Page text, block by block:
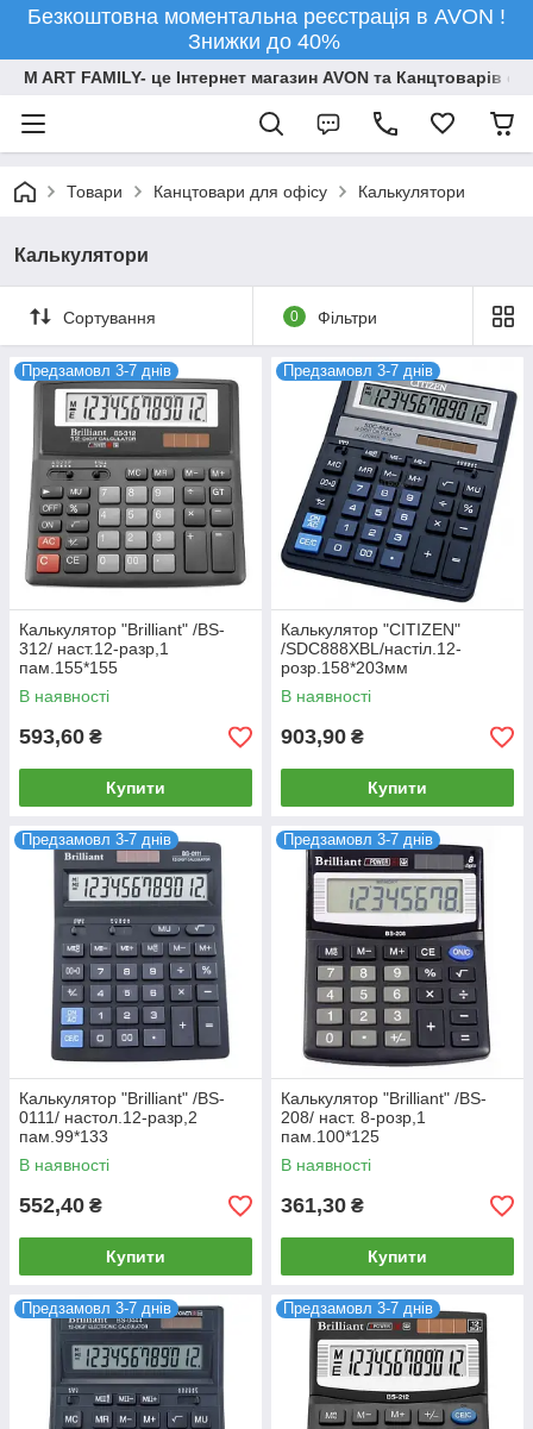
Безкоштовна моментальна реєстрація в AVON !
Знижки до 40%
M ART FAMILY- це Інтернет магазин AVON та Канцтоварів
Товари Канцтовари для офiсу Калькулятори
Калькулятори
Сортування 0 Фільтри
Предзамовл 3-7 днів
Калькулятор "Brilliant" /BS-
312/ наст.12-разр,1
пам.155*155
В наявності
593,60 ₴
Купити
Предзамовл 3-7 днів
Калькулятор "CITIZEN"
/SDC888XBL/настіл.12-
розр.158*203мм
В наявності
903,90 ₴
Купити
Предзамовл 3-7 днів
Калькулятор "Brilliant" /BS-
0111/ настол.12-разр,2
пам.99*133
В наявності
552,40 ₴
Купити
Предзамовл 3-7 днів
Калькулятор "Brilliant" /BS-
208/ наст. 8-розр,1
пам.100*125
В наявності
361,30 ₴
Купити
Предзамовл 3-7 днів Предзамовл 3-7 днів